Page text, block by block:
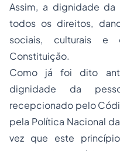
Assim, a dignidade da
todos os direitos,
sociais, culturais e
Constituição.
Como já foi dito
dignidade da
recepcionado pelo
pela Política Nacional
vez que este